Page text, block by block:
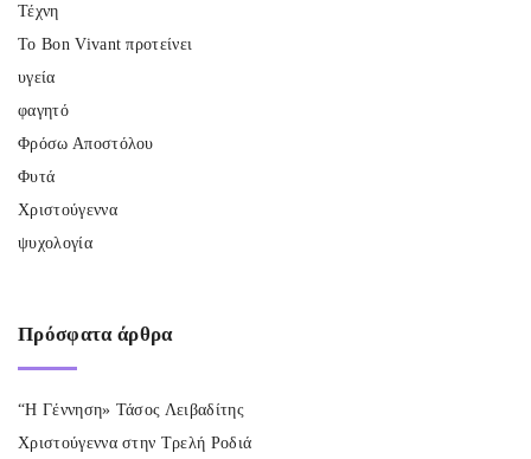
Τέχνη
Το Bon Vivant προτείνει
υγεία
φαγητό
Φρόσω Αποστόλου
Φυτά
Χριστούγεννα
ψυχολογία
Πρόσφατα άρθρα
“Η Γέννηση» Τάσος Λειβαδίτης
Χριστούγεννα στην Τρελή Ροδιά